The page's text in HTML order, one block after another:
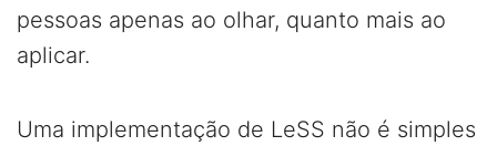
pessoas apenas ao olhar, quanto mais ao
aplicar.
Uma implementação de LeSS não é simples